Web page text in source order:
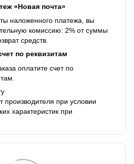
«Новая почта»
наложенного платежа, вы
комиссию: 2% от суммы
средств.
по реквизитам
оплатите счет по
производителя при условии
характеристик при